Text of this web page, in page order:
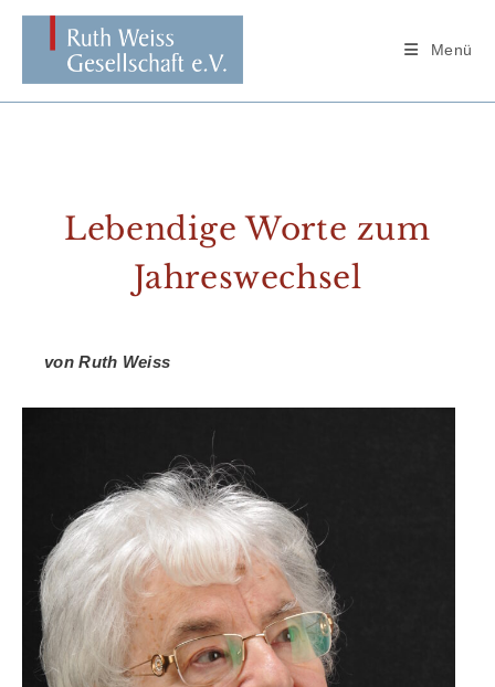
springen
Menü
Lebendige Worte zum
Jahreswechsel
von Ruth Weiss